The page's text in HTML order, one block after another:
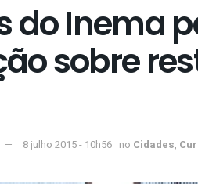
do Inema
sobre
8 julho 2015 - 10h56 no Cidades,